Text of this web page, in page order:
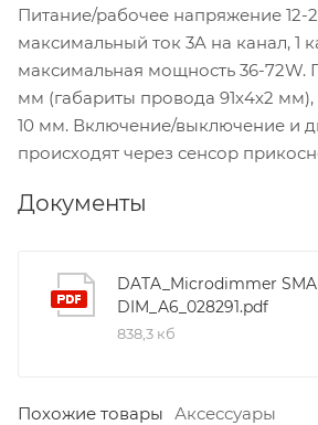
Питание/рабочее напряжение 12-
максимальный ток 3A на канал, 1
максимальная мощность 36-72W.
мм (габариты провода 91x4x2
10 мм. Включение/выключение и
происходят через сенсор
Документы
DATA_Microdimmer
DIM_A6_028291.pdf
838,3 кб
Похожие товары Аксессуары